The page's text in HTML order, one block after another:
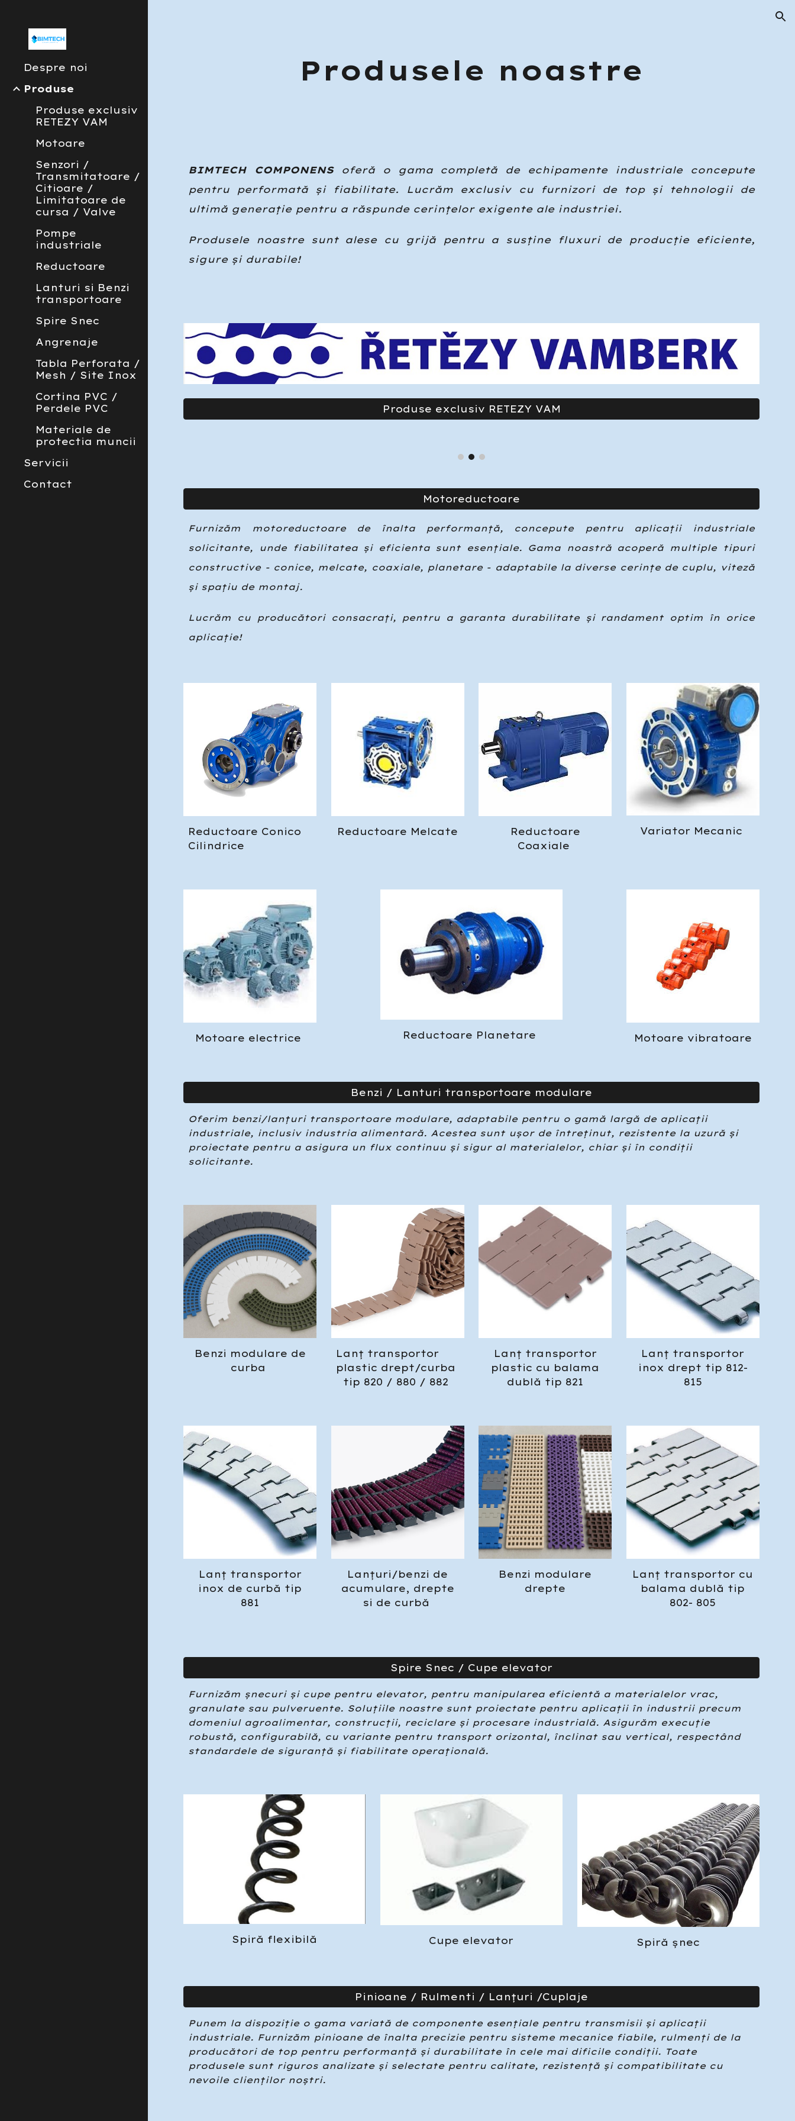
Despre noi
Produse
Produse exclusiv
RETEZY VAM
Motoare
Senzori /
Transmitatoare /
Citioare /
Limitatoare de
cursa / Valve
Pompe
industriale
Reductoare
Lanturi si Benzi
transportoare
Spire Snec
Angrenaje
Tabla Perforata /
Mesh / Site Inox
Cortina PVC /
Perdele PVC
Materiale de
protectia muncii
Servicii
Contact
Produsele noastre
BIMTECH COMPONENSoferă o gama completă de echipamente industriale concepute
pentru performată și fiabilitate. Lucrăm exclusiv cu furnizori de top și tehnologii de
ultimă generație pentru a răspunde cerințelor exigente ale industriei.
Produsele noastre sunt alese cu grijă pentru a susține fluxuri de producție eficiente,
sigure și durabile!
Produse exclusiv RETEZY VAM
Motoreductoare
Furnizăm motoreductoare de înalta performanță, concepute pentru aplicații industriale
solicitante, unde fiabilitatea și eficienta sunt esențiale. Gama noastră acoperă multiple tipuri
constructive - conice, melcate, coaxiale, planetare - adaptabile la diverse cerințe de cuplu, viteză
și spațiu de montaj.
Lucrăm cu producători consacrați, pentru a garanta durabilitate și randament optim în orice
aplicație!
Reductoare Conico
Cilindrice
Reductoare Melcate
Reductoare
Coaxiale
Variator Mecanic
Motoare electrice Reductoare Planetare Motoare vibratoare
Benzi / Lanturi transportoare modulare
Oferim benzi/lanțuri transportoare modulare, adaptabile pentru o gamă largă de aplicații
industriale, inclusiv industria alimentară. Acestea sunt ușor de întreținut, rezistente la uzură și
proiectate pentru a asigura un flux continuu și sigur al materialelor, chiar și în condiții
solicitante.
Benzi modulare de
curba
Lanț transportor
plastic drept/curba
tip 820 / 880 / 882
Lanț transportor
plastic cu balama
dublă tip 821
Lanț transportor
inox drept tip 812-
815
Lanț transportor
inox de curbă tip
881
Lanțuri/benzi de
acumulare, drepte
si de curbă
Benzi modulare
drepte
Lanț transportor cu
balama dublă tip
802- 805
Spire Snec / Cupe elevator
Furnizăm șnecuri și cupe pentru elevator, pentru manipularea eficientă a materialelor vrac,
granulate sau pulveruente. Soluțiile noastre sunt proiectate pentru aplicații în industrii precum
domeniul agroalimentar, construcții, reciclare și procesare industrială. Asigurăm execuție
robustă, configurabilă, cu variante pentru transport orizontal, înclinat sau vertical, respectând
standardele de siguranță și fiabilitate operațională.
Spiră flexibilă Cupe elevator Spiră ș nec
Pinioane / Rulmenti / Lanțuri /Cuplaje
Punem la dispoziție o gama variată de componente esențiale pentru transmisii și aplicații
industriale. Furnizăm pinioane de înalta precizie pentru sisteme mecanice fiabile, rulmenți de la
producători de top pentru performanță și durabilitate în cele mai dificile condiții. Toate
produsele sunt riguros analizate și selectate pentru calitate, rezistență și compatibilitate cu
nevoile clienților noștri.